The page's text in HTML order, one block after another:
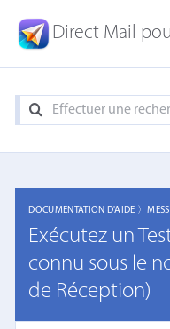
Direct Mail
DOCUMENTATION D'AIDE 〉
Exécutez un
connu sous le
de Réception)